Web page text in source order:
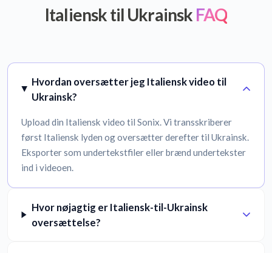
Italiensk til Ukrainsk FAQ
Hvordan oversætter jeg Italiensk video til
Ukrainsk?
Upload din Italiensk video til Sonix. Vi transskriberer
først Italiensk lyden og oversætter derefter til Ukrainsk.
Eksporter som undertekstfiler eller brænd undertekster
ind i videoen.
Hvor nøjagtig er Italiensk-til-Ukrainsk
oversættelse?